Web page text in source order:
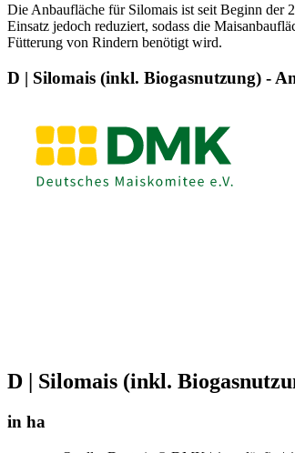
Die Anbaufläche für Silomais ist seit Beginn der
Einsatz jedoch reduziert, sodass die
Fütterung von Rindern benötigt wird.
D | Silomais (inkl. Biogasnutzung) -
D | Silomais (inkl.
in ha